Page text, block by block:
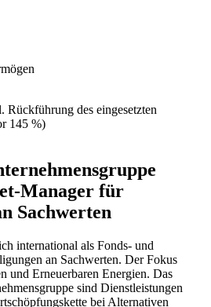
Rückführung des eingesetzten
145 %)
Manager für
Sachwerten
international als Fonds- und
an Sachwerten.Der Fokus
und Erneuerbaren Energien. Das
sind Dienstleistungen
bei Alternativen